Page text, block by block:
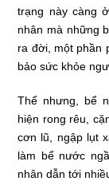
trạng này càng
nhân mà những
ra đời, một phần
bảo sức khỏe
Thế nhưng, bể
hiện rong rêu,
cơn lũ, ngập lụt
làm bể nước
nhân dẫn tới